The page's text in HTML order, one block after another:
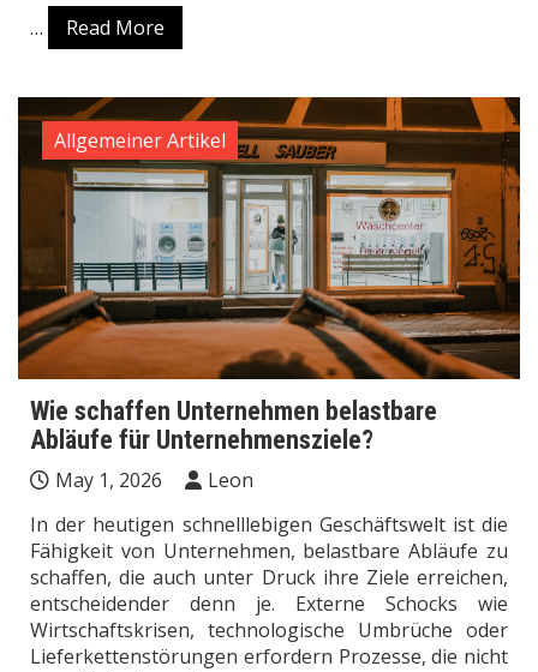
…
Read More
Allgemeiner Artikel
Wie schaffen Unternehmen belastbare
Abläufe für Unternehmensziele?
May 1, 2026
Leon
In der heutigen schnelllebigen Geschäftswelt ist die
Fähigkeit von Unternehmen, belastbare Abläufe zu
schaffen, die auch unter Druck ihre Ziele erreichen,
entscheidender denn je. Externe Schocks wie
Wirtschaftskrisen, technologische Umbrüche oder
Lieferkettenstörungen erfordern Prozesse, die nicht